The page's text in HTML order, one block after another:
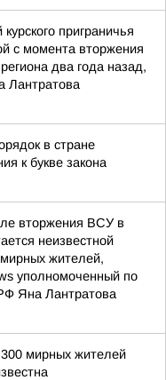
приграничья
с момента вторжения
два года назад,
в стране
к букве закона
вторжения ВСУ в
неизвестной
жителей,
уполномоченный по
Яна Лантратова
мирных жителей